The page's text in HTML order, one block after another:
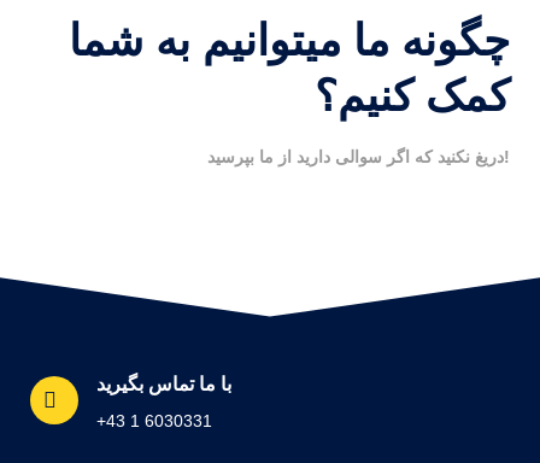
چگونه ما میتوانیم به شما
کمک کنیم؟
دریغ نکنید که اگر سوالی دارید از ما بپرسید!
با ما تماس بگیرید
+43 1 6030331